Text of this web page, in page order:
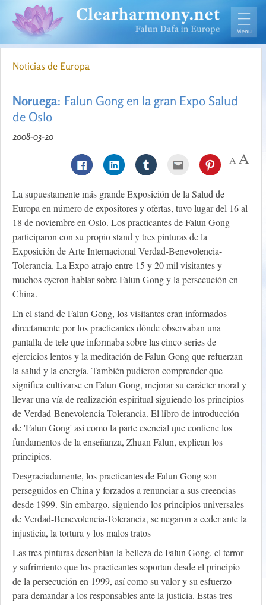
Noticias de Europa
Noruega: Falun Gong en la gran Expo Salud
de Oslo
2008-03-20
La supuestamente más grande Exposición de la Salud de
Europa en número de expositores y ofertas, tuvo lugar del 16 al
18 de noviembre en Oslo. Los practicantes de Falun Gong
participaron con su propio stand y tres pinturas de la
Exposición de Arte Internacional Verdad-Benevolencia-
Tolerancia. La Expo atrajo entre 15 y 20 mil visitantes y
muchos oyeron hablar sobre Falun Gong y la persecución en
China.
En el stand de Falun Gong, los visitantes eran informados
directamente por los practicantes dónde observaban una
pantalla de tele que informaba sobre las cinco series de
ejercicios lentos y la meditación de Falun Gong que refuerzan
la salud y la energía. También pudieron comprender que
significa cultivarse en Falun Gong, mejorar su carácter moral y
llevar una vía de realización espiritual siguiendo los principios
de Verdad-Benevolencia-Tolerancia. El libro de introducción
de 'Falun Gong' así como la parte esencial que contiene los
fundamentos de la enseñanza, Zhuan Falun, explican los
principios.
Desgraciadamente, los practicantes de Falun Gong son
perseguidos en China y forzados a renunciar a sus creencias
desde 1999. Sin embargo, siguiendo los principios universales
de Verdad-Benevolencia-Tolerancia, se negaron a ceder ante la
injusticia, la tortura y los malos tratos
Las tres pinturas describían la belleza de Falun Gong, el terror
y sufrimiento que los practicantes soportan desde el principio
de la persecución en 1999, así como su valor y su esfuerzo
para demandar a los responsables ante la justicia. Estas tres